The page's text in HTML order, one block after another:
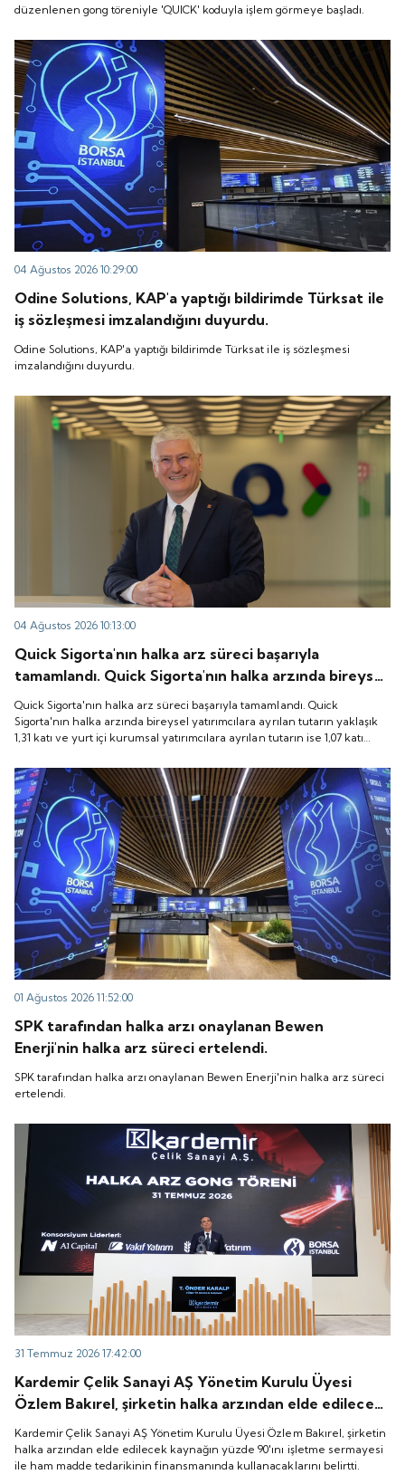
düzenlenen gong töreniyle 'QUICK' koduyla işlem görmeye başladı.
04 Ağustos 2026 10:29:00
Odine Solutions, KAP'a yaptığı bildirimde Türksat ile
iş sözleşmesi imzalandığını duyurdu.
Odine Solutions, KAP'a yaptığı bildirimde Türksat ile iş sözleşmesi
imzalandığını duyurdu.
04 Ağustos 2026 10:13:00
Quick Sigorta'nın halka arz süreci başarıyla
tamamlandı. Quick Sigorta'nın halka arzında bireysel
yatırımcılara ayrılan tutarın yaklaşık 1,31 katı ve yurt
içi kurumsal yatırımcılara ayrılan tutarın ise 1,07 katı
talep geldi. Quick Sigorta, 6 Ağustos 2026 tarihinde
görmeye başlayacak.
Quick Sigorta'nın halka arz süreci başarıyla tamamlandı. Quick
Sigorta'nın halka arzında bireysel yatırımcılara ayrılan tutarın yaklaşık
1,31 katı ve yurt içi kurumsal yatırımcılara ayrılan tutarın ise 1,07 katı
koduyla Borsa İstanbul'da işlem görmeye başlayacak.
01 Ağustos 2026 11:52:00
SPK tarafından halka arzı onaylanan Bewen
Enerji'nin halka arz süreci ertelendi.
SPK tarafından halka arzı onaylanan Bewen Enerji'nin halka arz süreci
ertelendi.
31 Temmuz 2026 17:42:00
Kardemir Çelik Sanayi AŞ Yönetim Kurulu Üyesi
Özlem Bakırel, şirketin halka arzından elde edilecek
kaynağın yüzde 90'ını işletme sermayesi ile ham
madde tedarikinin finansmanında kullanacaklarını
belirtti.
Kardemir Çelik Sanayi AŞ Yönetim Kurulu Üyesi Özlem Bakırel, şirketin
halka arzından elde edilecek kaynağın yüzde 90'ını işletme sermayesi
ile ham madde tedarikinin finansmanında kullanacaklarını belirtti.